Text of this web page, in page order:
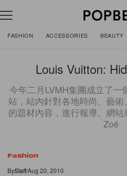
FASHION ACCESSORIES BEAUTY
Louis Vuitton:
今年二月LVMH集團成立了一
站，站內針對各地時尚、藝
的題材內容，進行報導。網
Zoé
Fashion
ByStaff/Aug 20, 2010